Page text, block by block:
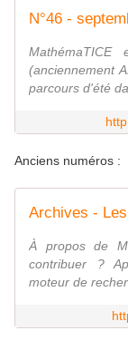
(anciennement
parcours d'été
Anciens numéros :
À propos de
contribuer ?
moteur de